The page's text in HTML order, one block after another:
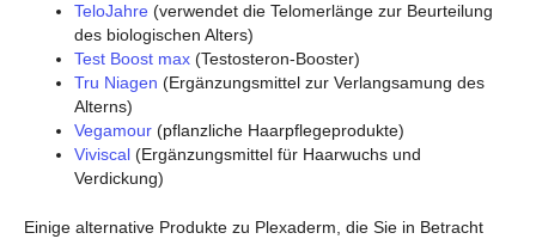
TeloJahre (verwendet die Telomerlänge zur Beurteilung
des biologischen Alters)
Test Boost max (Testosteron-Booster)
Tru Niagen (Ergänzungsmittel zur Verlangsamung des
Alterns)
Vegamour (pflanzliche Haarpflegeprodukte)
Viviscal (Ergänzungsmittel für Haarwuchs und
Verdickung)
Einige alternative Produkte zu Plexaderm, die Sie in Betracht